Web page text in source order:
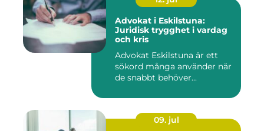
Advokat i Eskilstuna:
Juridisk trygghet i vardag
och kris
Advokat Eskilstuna är ett
sökord många använder när
de snabbt behöver...
09. jul